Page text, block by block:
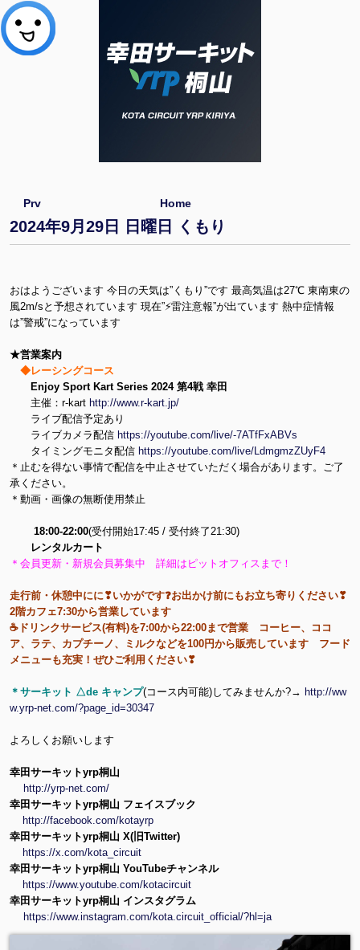
Prv Home
2024年9月29日 日曜日 くもり
おはようございます 今日の天気は”くもり”です 最高気温は27℃ 東南東の
風2m/sと予想されています 現在”⚡雷注意報”が出ています 熱中症情報
は”警戒”になっています
★営業案内
◆レーシングコース
Enjoy Sport Kart Series 2024 第4戦 幸田
主催：r-kart http://www.r-kart.jp/
ライブ配信予定あり
ライブカメラ配信 https://youtube.com/live/-7ATfFxABVs
タイミングモニタ配信 https://youtube.com/live/LdmgmzZUyF4
＊止むを得ない事情で配信を中止させていただく場合があります。ご了
承ください。
＊動画・画像の無断使用禁止
18:00-22:00(受付開始17:45 / 受付終了21:30)
レンタルカート
＊会員更新・新規会員募集中 詳細はピットオフィスまで！
走行前・休憩中にに❣いかがです❓お出かけ前にもお立ち寄りください❣
2階カフェ7:30から営業しています
☕ドリンクサービス(有料)を7:00から22:00まで営業 コーヒー、ココ
ア、ラテ、カプチーノ、ミルクなどを100円から販売しています フード
メニューも充実！ぜひご利用ください❣
＊サーキット △de キャンプ(コース内可能)してみませんか?→ http://ww
w.yrp-net.com/?page_id=30347
よろしくお願いします
幸田サーキットyrp桐山
http://yrp-net.com/
幸田サーキットyrp桐山 フェイスブック
http://facebook.com/kotayrp
幸田サーキットyrp桐山 X(旧Twitter)
https://x.com/kota_circuit
幸田サーキットyrp桐山 YouTubeチャンネル
https://www.youtube.com/kotacircuit
幸田サーキットyrp桐山 インスタグラム
https://www.instagram.com/kota.circuit_official/?hl=ja